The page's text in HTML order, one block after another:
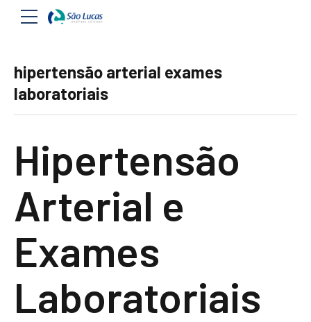
hipertensão arterial exames
laboratoriais
Hipertensão
Arterial e
Exames
Laboratoriais